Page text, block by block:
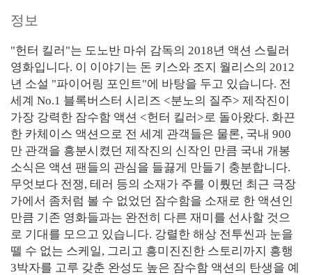
정보
"헌터 킬러"는 도노반 마쉬 감독의 2018년 액션 스릴러
영화입니다. 이 이야기는 돈 키스와 조지 월리스의 2012
년 소설 "파이어링 포인트"에 바탕을 두고 있습니다. 전
세계 No.1 블록버스터 시리즈 <분노의 질주> 제작진이
가장 강력한 잠수함 액션 <헌터 킬러>로 돌아왔다. 화끈
한 카체이스 액션으로 전 세계 관객들은 물론, 국내 900
만 관객을 흥분시켰던 제작진의 신작인 만큼 국내 개봉
소식은 액션 팬들의 관심을 들끓게 만들기 충분합니다.
무엇보다 전쟁, 테러 등의 소재가 주를 이뤘던 최근 극장
가에서 좀처럼 볼 수 없었던 잠수함을 소재로 한 액션인
만큼 기존 영화들과는 완전히 다른 재미를 선사할 것으
로 기대를 모으고 있습니다. 강렬한 해상 전투씬과 눈을
뗄 수 없는 스케일, 그리고 흥미진진한 스토리까지 흥행
3박자를 고루 갖춘 완성도 높은 잠수함 액션의 탄생을 예